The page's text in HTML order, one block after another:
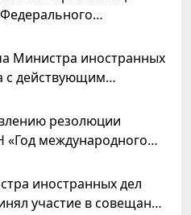
Министра иностранных
с действующим
резолюции
международного
иностранных дел
участие в совещании